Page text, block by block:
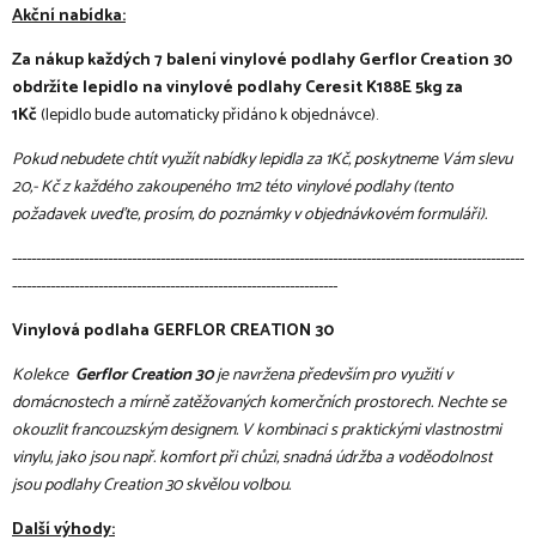
Akční nabídka:
Za nákup každých 7 balení vinylové podlahy Gerflor Creation 30
obdržíte lepidlo na vinylové podlahy Ceresit K188E 5kg za
1Kč(lepidlo bude automaticky přidáno k objednávce).
Pokud nebudete chtít využít nabídky lepidla za 1Kč, poskytneme Vám slevu
20,- Kč z každého zakoupeného 1m2 této vinylové podlahy (tento
požadavek uveďte, prosím, do poznámky v objednávkovém formuláři).
-----------------------------------------------------------------------------------------------------------
--------------------------------------------------------------------
Vinylová podlaha GERFLOR CREATION 30
Kolekce Gerflor Creation 30je navržena především pro využití v
domácnostech a mírně zatěžovaných komerčních prostorech. Nechte se
okouzlit francouzským designem. V kombinaci s praktickými vlastnostmi
vinylu, jako jsou např. komfort při chůzi, snadná údržba a voděodolnost
jsou podlahy Creation 30 skvělou volbou.
Další výhody: